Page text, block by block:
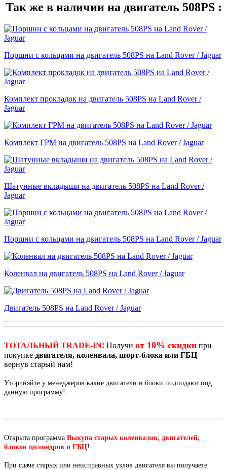
Так же в наличии на двигатель 508PS :
Поршни с кольцами на двигатель 508PS на Land Rover / Jaguar
Комплект прокладок на двигатель 508PS на Land Rover /
Jaguar
Комплект ГРМ на двигатель 508PS на Land Rover / Jaguar
Шатунные вкладыши на двигатель 508PS на Land Rover /
Jaguar
Поршни с кольцами на двигатель 508PS на Land Rover / Jaguar
Коленвал на двигатель 508PS на Land Rover / Jaguar
Двигатель 508PS на Land Rover / Jaguar
ТОТАЛЬНЫЙ TRADE-IN! Получи от 10% скидки при
покупке двигателя, коленвала, шорт-блока или ГБЦ
вернув старый нам!
Уторчняйте у менеджеров какие двигатели и блоки подподают под
данную программу!
Открыта программа Выкупа старых коленвалов, двигателей,
блоков цилиндров и ГБЦ!
При сдаче старых или неисправных узлов двигателя вы получаете